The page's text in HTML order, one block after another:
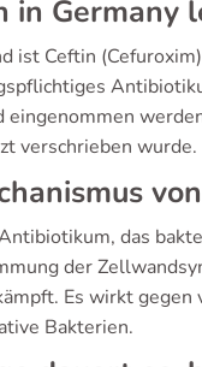
in Germany
ist Ceftin
eingenommen
verschrieben wurde.
das
der
Es wirkt gegen
Bakterien.